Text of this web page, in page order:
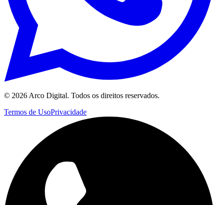
© 2026 Arco Digital. Todos os direitos reservados.
Termos de UsoPrivacidade